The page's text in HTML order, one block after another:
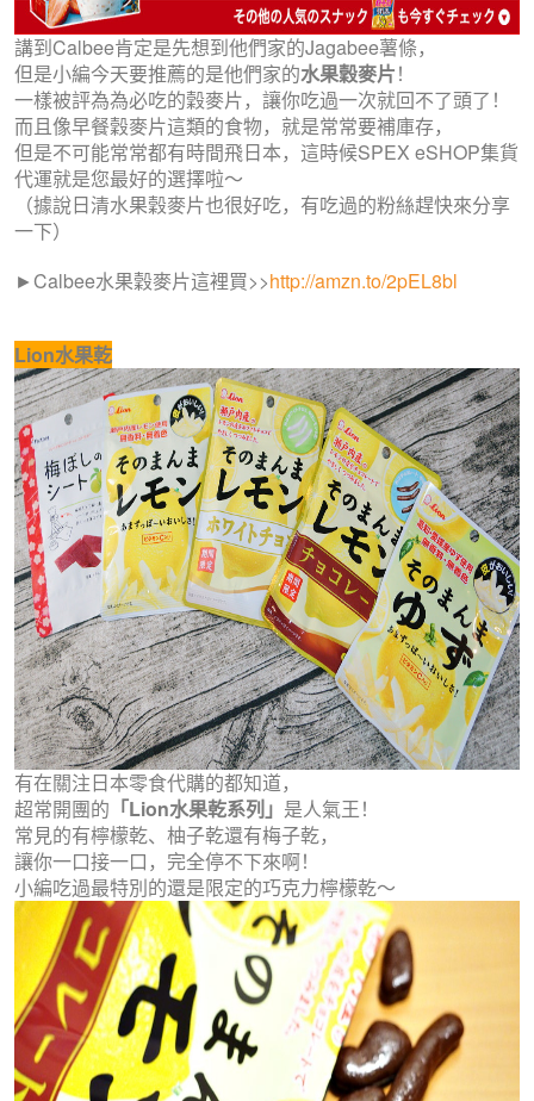
講到Calbee肯定是先想到他們家的Jagabee薯條，
但是小編今天要推薦的是他們家的水果穀麥片！
一樣被評為為必吃的穀麥片，讓你吃過一次就回不了頭了！
而且像早餐穀麥片這類的食物，就是常常要補庫存，
但是不可能常常都有時間飛日本，這時候SPEX eSHOP集貨
代運就是您最好的選擇啦～
（據說日清水果穀麥片也很好吃，有吃過的粉絲趕快來分享
一下）
►Calbee水果穀麥片這裡買>>http://amzn.to/2pEL8bl
Lion水果乾
有在關注日本零食代購的都知道，
超常開團的 「Lion水果乾系列」 是人氣王！
常見的有檸檬乾、柚子乾還有梅子乾，
讓你一口接一口，完全停不下來啊！
小編吃過最特別的還是限定的巧克力檸檬乾～